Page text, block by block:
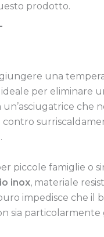
prodotto.
una
per eliminare
che
piccole famiglie o
inox, materiale
impedisce che il
sia